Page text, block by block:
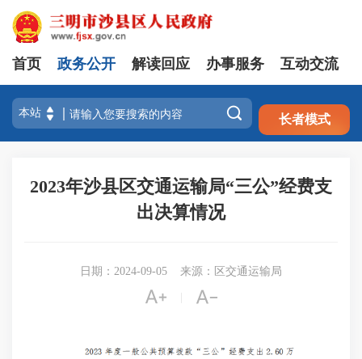
注册 登录
首页 政务公开 解读回应 办事服务 互动交流
 长者模式
2023年沙县区交通运输局“三公”经费支
出决算情况
日期：2024-09-05 来源：区交通运输局
 